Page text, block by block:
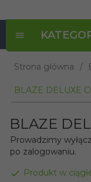
Strona główna
BLAZE DELUXE
BLAZE
Prowadzimy
po zalogowaniu.
Produkt w